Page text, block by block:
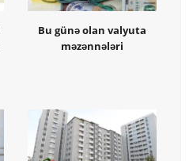
Bu günə olan valyuta
məzənnələri